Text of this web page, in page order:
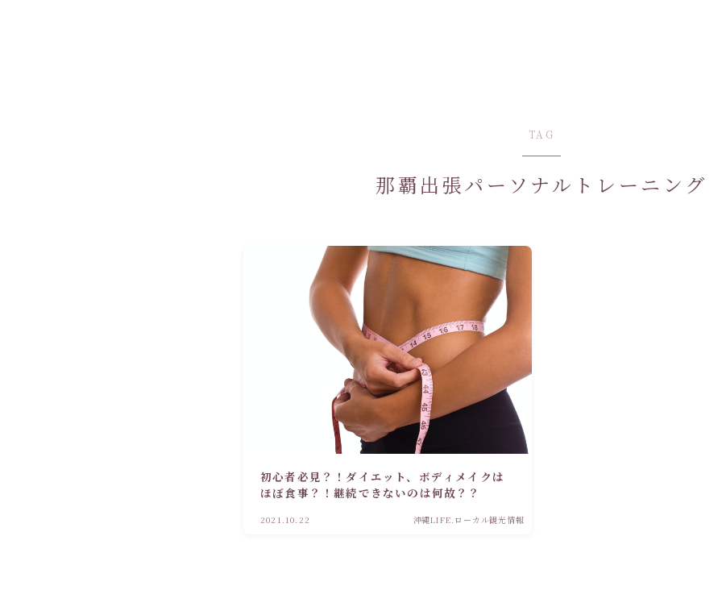
TAG
那覇出張パーソナルトレーニング
初心者必見？！ダイエット、ボディメイクは
ほぼ食事？！継続できないのは何故？？
2021.10.22 沖縄LIFE.ローカル観光情報